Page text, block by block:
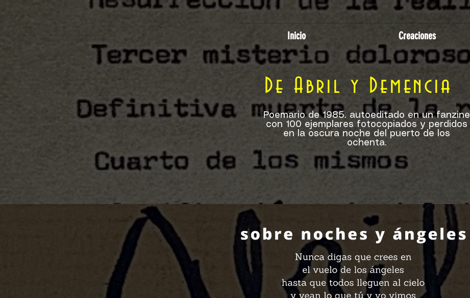
Inicio Creaciones
De Abril y Demencia
Poemario de 1985. autoeditado en un fanzine
con 100 ejemplares fotocopiados y perdidos
en la oscura noche del puerto de los
ochenta.